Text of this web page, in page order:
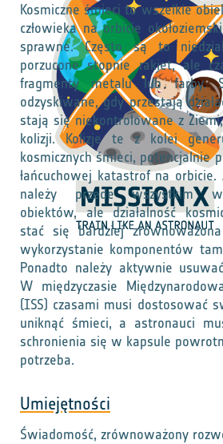
Kosmiczne śmieci to wszelkie
człowieka na orbicie
sprawne. Często są to
porzucone stopnie rakiet, ale
fragmenty metalu lub farby.
odzyskiwane, gdy przestają
stają się niekontrolowane z
kolizji. Kolizje te z kolei
kosmicznych śmieci, potencjalnie
łańcuchowej katastrof na orbicie.
należy przede wszystkim
obiektów, ale działalność
stać się bardziej
wykorzystanie komponentów
Ponadto należy aktywnie
W międzyczasie
(ISS) czasami musi dostosować
uniknąć śmieci, a astronauci
schronienia się w kapsule
potrzeba.
Umiejętności
Świadomość, zrównoważony